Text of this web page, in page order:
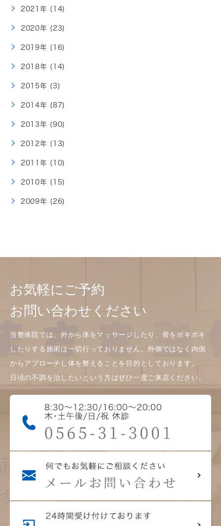
2021年 (14)
2020年 (23)
2019年 (16)
2018年 (14)
2015年 (3)
2014年 (87)
2013年 (90)
2012年 (13)
2011年 (10)
2010年 (15)
2009年 (26)
お気軽にご予約
お問い合わせください
当整体院では、外から体をマッサージしたり、骨をボキボキ
したりする施術は一切行っておりません。外側ではなく内側
からアプローチし体を整えることを目的としております。
日頃の不調を治したいという方はぜひ一度ご来店ください。